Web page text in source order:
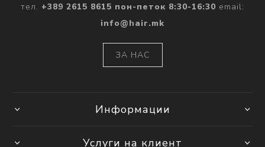
тел. +389 2615 8615 пон-петок 8:30-16:30 email:
info@hair.mk
ЗА НАС
Информации
Услуги на клиент